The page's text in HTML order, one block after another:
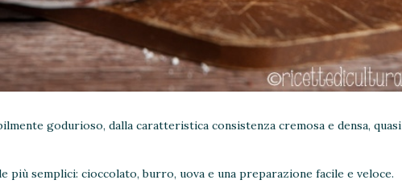
godurioso, dalla caratteristica consistenza cremosa e densa, quasi
più semplici: cioccolato, burro, uova e una preparazione facile e veloce.